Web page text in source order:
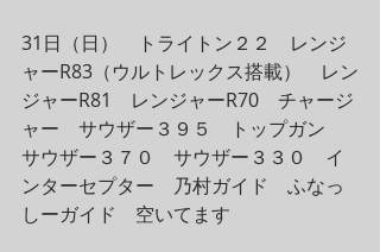
31日（日）　トライトン２２　レンジ
ャーR83（ウルトレックス搭載）　レン
ジャーR81　レンジャーR70　チャージ
ャー　サウザー３９５　トップガン
サウザー３７０　サウザー３３０　イ
ンターセプター　乃村ガイド　ふなっ
しーガイド　空いてます